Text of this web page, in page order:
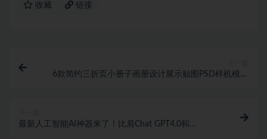
收藏 链接
6款简约三折页小册子画册设计展示贴图PSD样机模板
最新人工智能AI神器来了！比肩Chat GPT4.0和